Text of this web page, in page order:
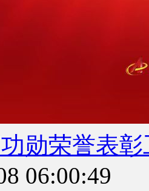
勋荣誉表
06:00:49